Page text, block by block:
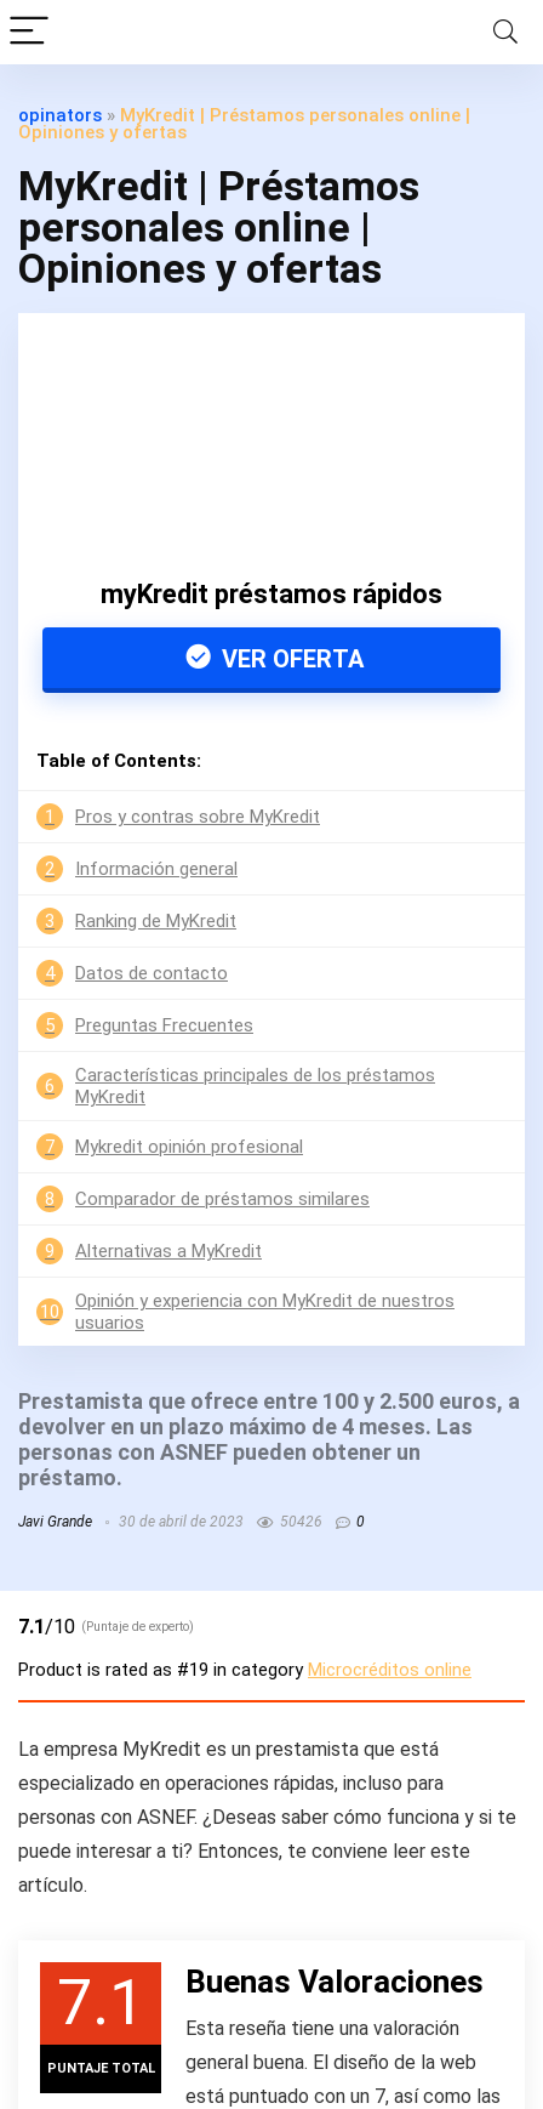
opinators » MyKredit | Préstamos personales online |
Opiniones y ofertas
MyKredit | Préstamos
personales online |
Opiniones y ofertas
myKredit préstamos rápidos
VER OFERTA
Table of Contents:
1 Pros y contras sobre MyKredit
2 Información general
3 Ranking de MyKredit
4 Datos de contacto
5 Preguntas Frecuentes
6
Características principales de los préstamos
MyKredit
7 Mykredit opinión profesional
8 Comparador de préstamos similares
9 Alternativas a MyKredit
10
Opinión y experiencia con MyKredit de nuestros
usuarios
Prestamista que ofrece entre 100 y 2.500 euros, a
devolver en un plazo máximo de 4 meses. Las
personas con ASNEF pueden obtener un
préstamo.
Javi Grande 30 de abril de 2023 50426 0
7.1/10 (Puntaje de experto)
Product is rated as #19 in categoryMicrocréditos online
La empresa MyKredit es un prestamista que está
especializado en operaciones rápidas, incluso para
personas con ASNEF. ¿Deseas saber cómo funciona y si te
puede interesar a ti? Entonces, te conviene leer este
artículo.
7.1
PUNTAJE TOTAL
Buenas Valoraciones
Esta reseña tiene una valoración
general buena. El diseño de la web
está puntuado con un 7, así como las